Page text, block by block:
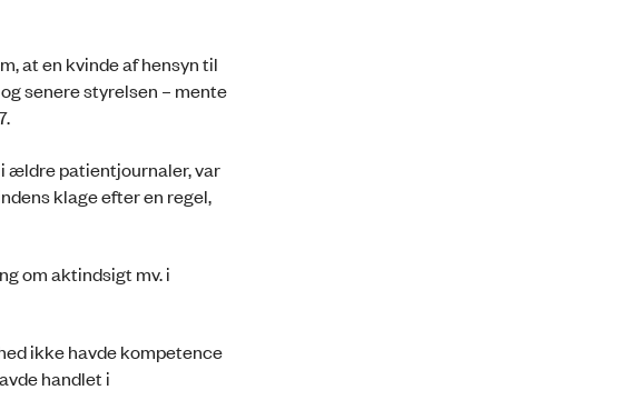
at en kvinde af hensyn til
senere styrelsen – mente
ældre patientjournaler, var
klage efter en regel,
om aktindsigt mv. i
ikke havde kompetence
handlet i